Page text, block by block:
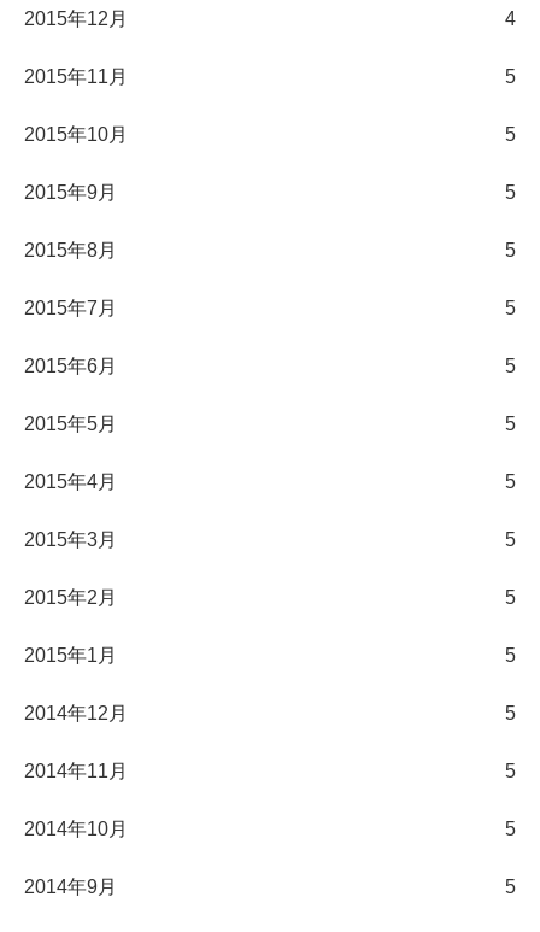
2015年12月 4
2015年11月 5
2015年10月 5
2015年9月 5
2015年8月 5
2015年7月 5
2015年6月 5
2015年5月 5
2015年4月 5
2015年3月 5
2015年2月 5
2015年1月 5
2014年12月 5
2014年11月 5
2014年10月 5
2014年9月 5